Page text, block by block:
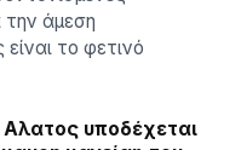
την άμεση
το φετινό
υποδέχεται